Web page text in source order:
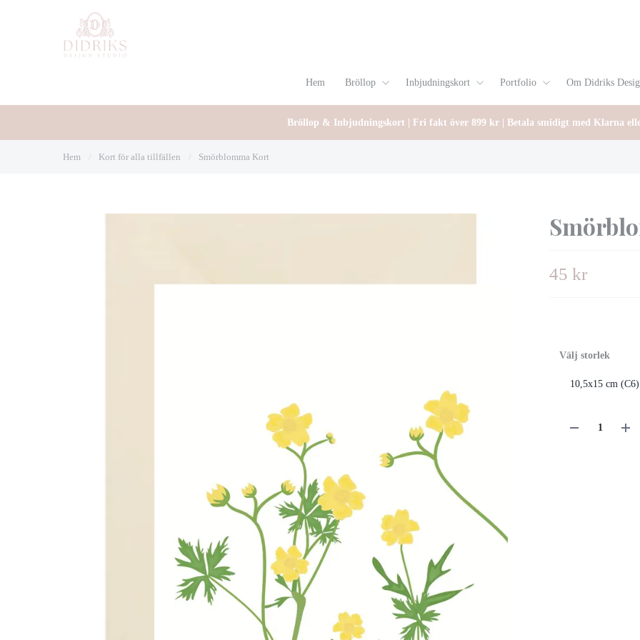
Hem Bröllop Inbjudningskort Portfolio Om Didriks
Bröllop & Inbjudningskort | Fri fakt över 899 kr | Betala smidigt med Klarna
Hem Kort för alla tillfällen Smörblomma Kort
45 kr
Välj storlek